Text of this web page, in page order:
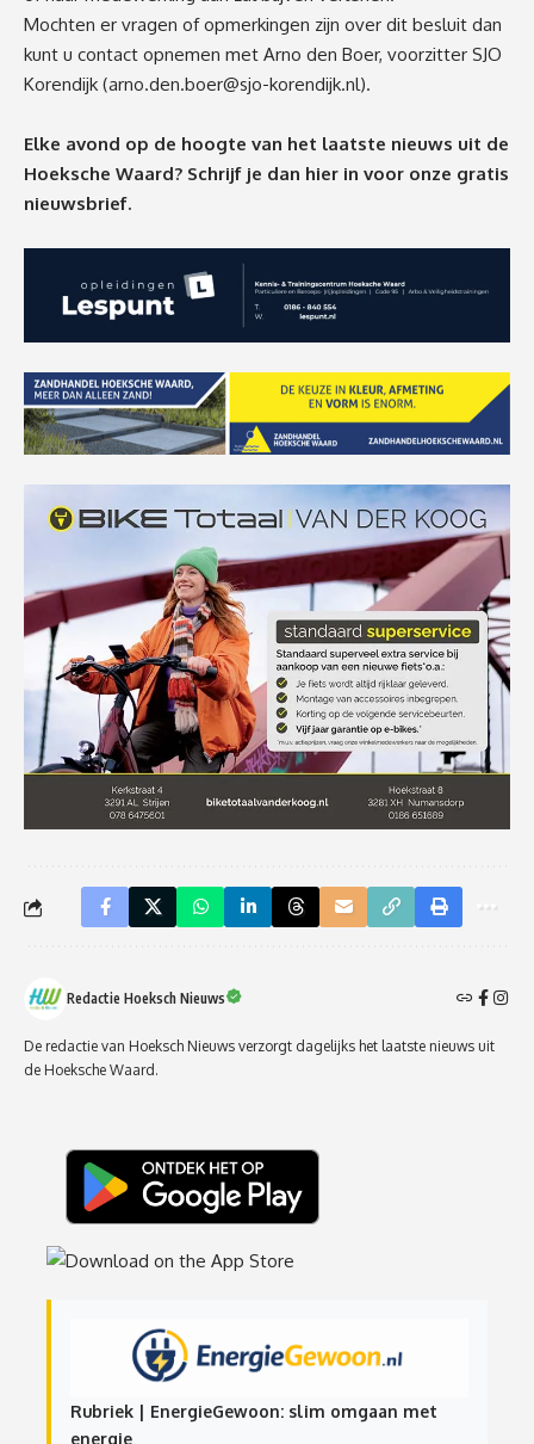
Mochten er vragen of opmerkingen zijn over dit besluit dan
kunt u contact opnemen met Arno den Boer, voorzitter SJO
Korendijk (arno.den.boer@sjo-korendijk.nl).
Elke avond op de hoogte van het laatste nieuws uit de
Hoeksche Waard? Schrijf je dan hier in voor onze gratis
nieuwsbrief.
Redactie Hoeksch Nieuws
De redactie van Hoeksch Nieuws verzorgt dagelijks het laatste nieuws uit
de Hoeksche Waard.
Rubriek | EnergieGewoon: slim omgaan met
energie